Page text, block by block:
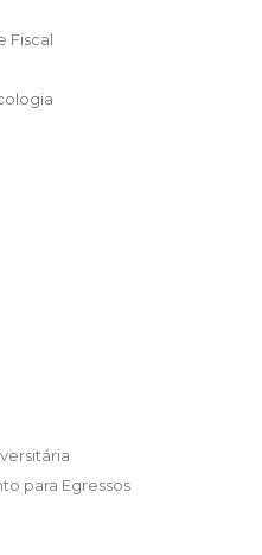
Fiscal
para Egressos